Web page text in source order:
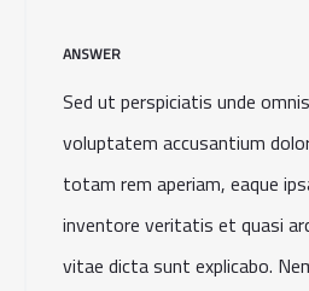
ANSWER
Sed ut perspiciatis unde
voluptatem accusantium
totam rem aperiam, eaque
inventore veritatis et quasi
vitae dicta sunt explicabo.